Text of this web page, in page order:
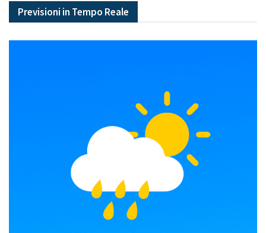
Previsioni in Tempo Reale